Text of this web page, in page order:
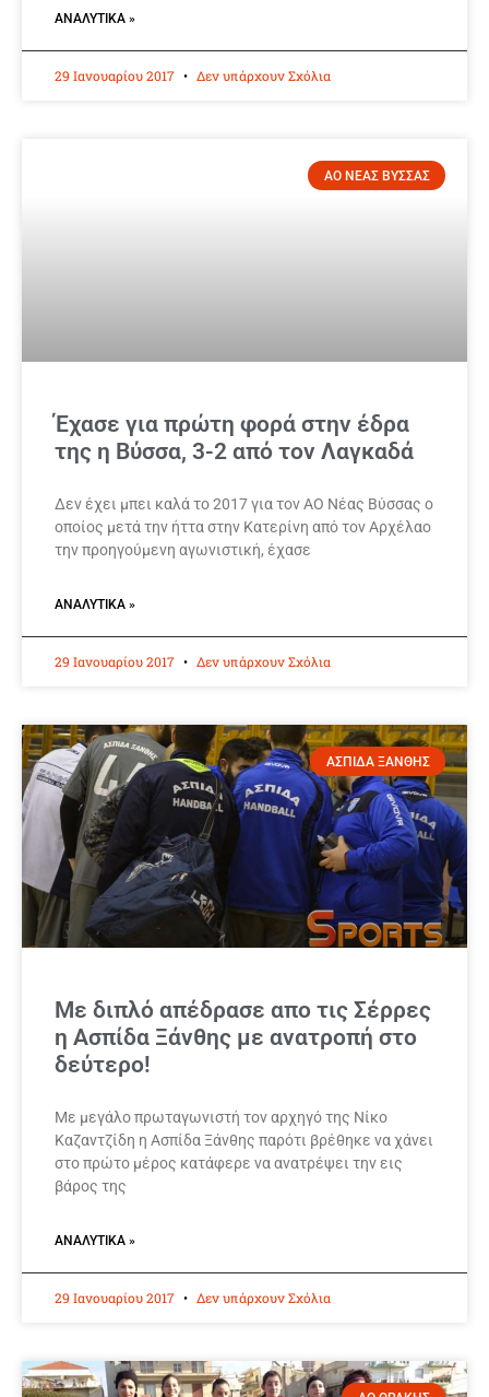
ΑΝΑΛΥΤΙΚΆ »
29 Ιανουαρίου 2017 Δεν υπάρχουν Σχόλια
ΑΟ ΝΕΑΣ ΒΥΣΣΑΣ
Έχασε για πρώτη φορά στην έδρα
της η Βύσσα, 3-2 από τον Λαγκαδά
Δεν έχει μπει καλά το 2017 για τον ΑΟ Νέας Βύσσας ο
οποίος μετά την ήττα στην Κατερίνη από τον Αρχέλαο
την προηγούμενη αγωνιστική, έχασε
ΑΝΑΛΥΤΙΚΆ »
29 Ιανουαρίου 2017 Δεν υπάρχουν Σχόλια
ΑΣΠΙΔΑ ΞΑΝΘΗΣ
Με διπλό απέδρασε απο τις Σέρρες
η Ασπίδα Ξάνθης με ανατροπή στο
δεύτερο!
Με μεγάλο πρωταγωνιστή τον αρχηγό της Νίκο
Καζαντζίδη η Ασπίδα Ξάνθης παρότι βρέθηκε να χάνει
στο πρώτο μέρος κατάφερε να ανατρέψει την εις
βάρος της
ΑΝΑΛΥΤΙΚΆ »
29 Ιανουαρίου 2017 Δεν υπάρχουν Σχόλια